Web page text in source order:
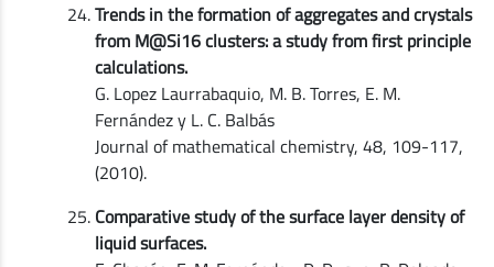
Trends in the formation of aggregates and crystals
from M@Si16 clusters: a study from first principle
calculations.
G. Lopez Laurrabaquio, M. B. Torres, E. M.
Fernández y L. C. Balbás
Journal of mathematical chemistry, 48, 109-117,
(2010).
Comparative study of the surface layer density of
liquid surfaces.